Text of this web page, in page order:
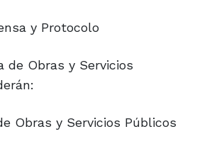
y Protocolo
de Obras y Servicios
Obras y Servicios Públicos